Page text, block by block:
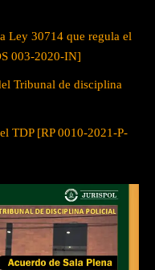
Ley 30714 que regula el
003-2020-IN]
Tribunal de disciplina
TDP [RP 0010-2021-P-